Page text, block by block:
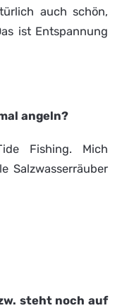
auch schön,
ist Entspannung
angeln?
Fishing. Mich
Salzwasserräuber
steht noch auf